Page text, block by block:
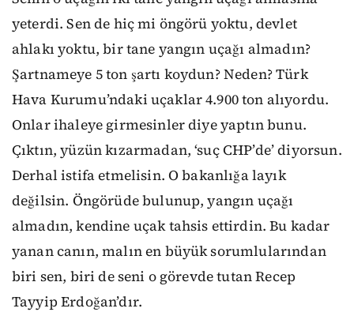
yeterdi. Sen de hiç mi öngörü yoktu, devlet
ahlakı yoktu, bir tane yangın uçağı almadın?
Şartnameye 5 ton şartı koydun? Neden? Türk
Hava Kurumu’ndaki uçaklar 4.900 ton alıyordu.
Onlar ihaleye girmesinler diye yaptın bunu.
Çıktın, yüzün kızarmadan, ‘suç CHP’de’ diyorsun.
Derhal istifa etmelisin. O bakanlığa layık
değilsin. Öngörüde bulunup, yangın uçağı
almadın, kendine uçak tahsis ettirdin. Bu kadar
yanan canın, malın en büyük sorumlularından
biri sen, biri de seni o görevde tutan Recep
Tayyip Erdoğan’dır.